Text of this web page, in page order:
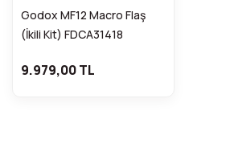
Godox MF12 Macro Flaş
(İkili Kit) FDCA31418
9.979,00 TL